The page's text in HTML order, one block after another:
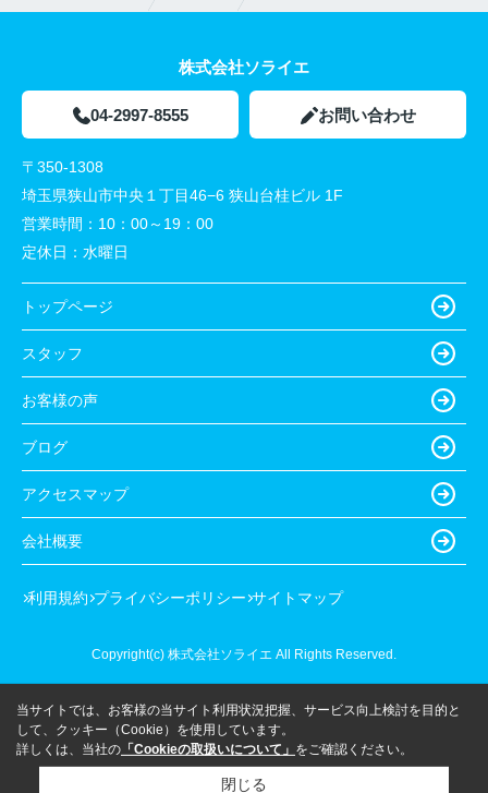
株式会社ソライエ
04-2997-8555 お問い合わせ
〒350-1308
埼玉県狭山市中央１丁目46−6 狭山台桂ビル 1F
営業時間： 10：00～19：00
定休日： 水曜日
トップページ
スタッフ
お客様の声
ブログ
アクセスマップ
会社概要
利用規約 プライバシーポリシー サイトマップ
Copyright(c) 株式会社ソライエ All Rights Reserved.
当サイトでは、お客様の当サイト利用状況把握、サービス向上検討を目的と
して、クッキー（Cookie）を使用しています。
詳しくは、当社の 「Cookieの取扱いについて」 をご確認ください。
閉じる